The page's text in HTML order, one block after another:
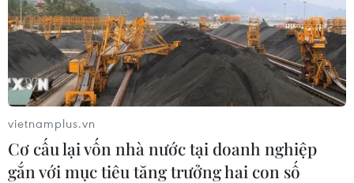
Ngày hội nhằm tạo không khí vui tươi, sôi nổi giúp các
em thi đua, phấn đấu vươn lên trong học tập và rèn
luyện, tích cực tham gia hoạt động do Đoàn, Đội tổ
chức.
vietnamplus.vn
Cơ cấu lại vốn nhà nước tại doanh nghiệp
gắn với mục tiêu tăng trưởng hai con số